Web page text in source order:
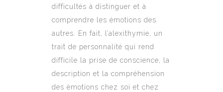
difficultés à distinguer et à
comprendre les émotions des
autres. En fait, l’alexithymie, un
trait de personnalité qui rend
difficile la prise de conscience, la
description et la compréhension
des émotions chez soi et chez